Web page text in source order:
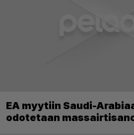
EA myytiin Saudi-
odotetaan